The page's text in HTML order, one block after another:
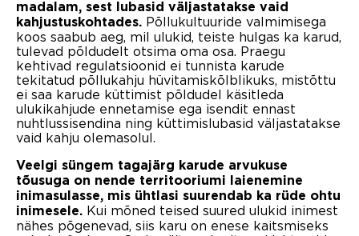
madalam, sest lubasid väljastatakse vaid
kahjustuskohtades. Põllukultuuride valmimisega
koos saabub aeg, mil ulukid, teiste hulgas ka karud,
tulevad põldudelt otsima oma osa. Praegu
kehtivad regulatsioonid ei tunnista karude
tekitatud põllukahju hüvitamiskõlblikuks, mistõttu
ei saa karude küttimist põldudel käsitleda
ulukikahjude ennetamise ega isendit ennast
nuhtlussisendina ning küttimislubasid väljastatakse
vaid kahju olemasolul.
Veelgi süngem tagajärg karude arvukuse
tõusuga on nende territooriumi laienemine
inimasulasse, mis ühtlasi suurendab ka rüde ohtu
inimesele. Kui mõned teised suured ulukid inimest
nähes põgenevad, siis karu on enese kaitsmiseks